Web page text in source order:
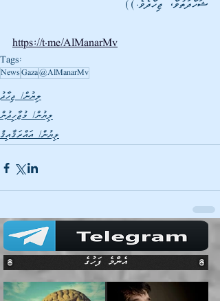
ޝަހާދަތުވާ، ޖިހާދެވެ.))
https://t.me/AlManarMv
Tags:
NewsGaza@AlManarMv
ލިޔުން/ ޖިހާދު
ލިޔުން/ މުޖާހިދުން
ލިޔުން/ އައްރަޤާއިޤް
އެންމެ ފަހުގެ